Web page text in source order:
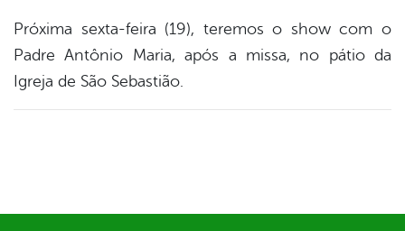
Próxima sexta-feira (19), teremos o show com o
Padre Antônio Maria, após a missa, no pátio da
Igreja de São Sebastião.